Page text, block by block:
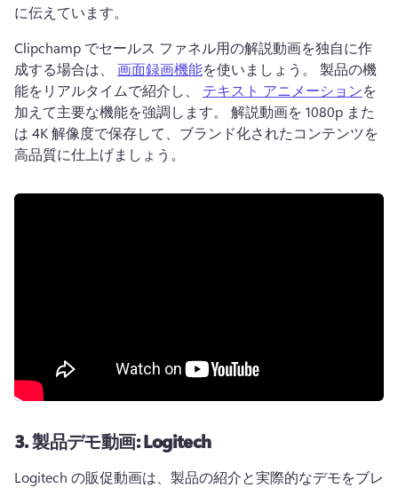
に伝えています。
Clipchamp でセールス ファネル用の解説動画を独自に作
成する場合は、 画面録画機能を使いましょう。 製品の機
能をリアルタイムで紹介し、 テキスト アニメーションを
加えて主要な機能を強調します。 解説動画を 1080p また
は 4K 解像度で保存して、ブランド化されたコンテンツを
高品質に仕上げましょう。
3.製品デモ動画: Logitech
Logitech の販促動画は、製品の紹介と実際的なデモをブレ